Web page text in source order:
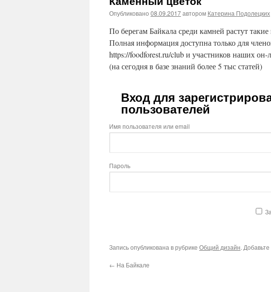
Опубликовано 08.09.2017автором Катерина Подолецких
По берегам Байкала среди камней растут
Полная информация доступна только для
https://foodforest.ru/club и участников наших
(на сегодня в базе знаний более 5 тыс статей)
Вход для
пользователей
Имя пользователя или email
Пароль
Запись опубликована в рубрике Общий дизайн. Добавьте
← На Байкале